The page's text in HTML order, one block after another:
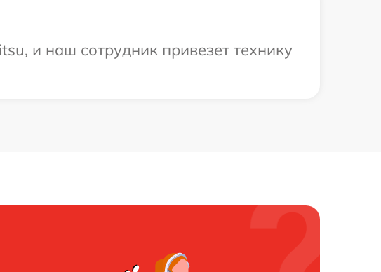
и наш сотрудник привезет технику